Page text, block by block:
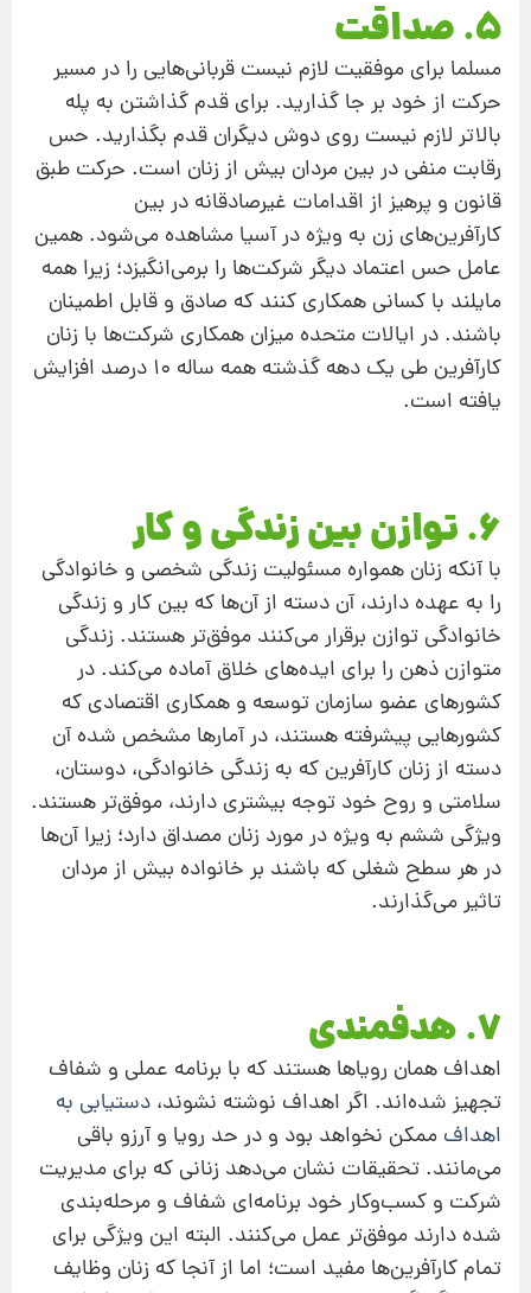
۵. صداقت
مسلما برای موفقیت لازم نیست قربانی‌هایی را در مسیر
حرکت از خود بر جا گذارید. برای قدم گذاشتن به پله
بالاتر لازم نیست روی دوش دیگران قدم بگذارید. حس
رقابت منفی در بین مردان بیش از زنان است. حرکت طبق
قانون و پرهیز از اقدامات غیرصادقانه در بین
کارآفرین‌های زن به ویژه در آسیا مشاهده می‌شود. همین
عامل حس اعتماد دیگر شرکت‌ها را برمی‌انگیزد؛ زیرا همه
مایلند با کسانی همکاری کنند که صادق و قابل اطمینان
باشند. در ایالات متحده میزان همکاری شرکت‌ها با زنان
کارآفرین طی یک دهه گذشته همه ساله ۱۰ درصد افزایش
یافته است.
۶. توازن بین زندگی و کار
با آنکه زنان همواره مسئولیت زندگی شخصی و خانوادگی
را به عهده دارند، آن دسته از آن‌ها که بین کار و زندگی
خانوادگی توازن برقرار می‌کنند موفق‌تر هستند. زندگی
متوازن ذهن را برای ایده‌های خلاق آماده می‌کند. در
کشورهای عضو سازمان توسعه و همکاری اقتصادی که
کشورهایی پیشرفته هستند، در آمارها مشخص شده آن
دسته از زنان کارآفرین که به زندگی خانوادگی، دوستان،
سلامتی و روح خود توجه بیشتری دارند، موفق‌تر هستند.
ویژگی ششم به ویژه در مورد زنان مصداق دارد؛ زیرا آن‌ها
در هر سطح شغلی که باشند بر خانواده بیش از مردان
تاثیر می‌گذارند.
۷. هدفمندی
اهداف همان رویاها هستند که با برنامه عملی و شفاف
تجهیز شده‌اند. اگر اهداف نوشته نشوند، دستیابی به
اهداف ممکن نخواهد بود و در حد رویا و آرزو باقی
می‌مانند. تحقیقات نشان می‌دهد زنانی که برای مدیریت
شرکت و کسب‌وکار خود برنامه‌ای شفاف و مرحله‌بندی
شده دارند موفق‌تر عمل می‌کنند. البته این ویژگی برای
تمام کارآفرین‌ها مفید است؛ اما از آنجا که زنان وظایف